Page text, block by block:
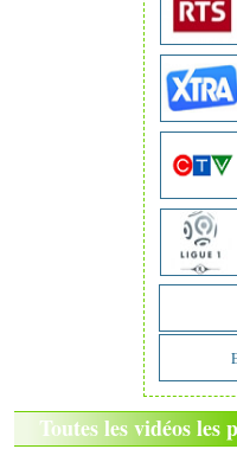
Toutes les vidéos les